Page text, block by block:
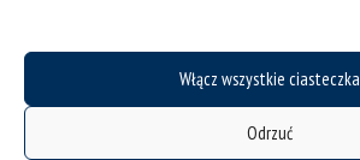
Włącz wszystkie ciasteczka
Odrzuć